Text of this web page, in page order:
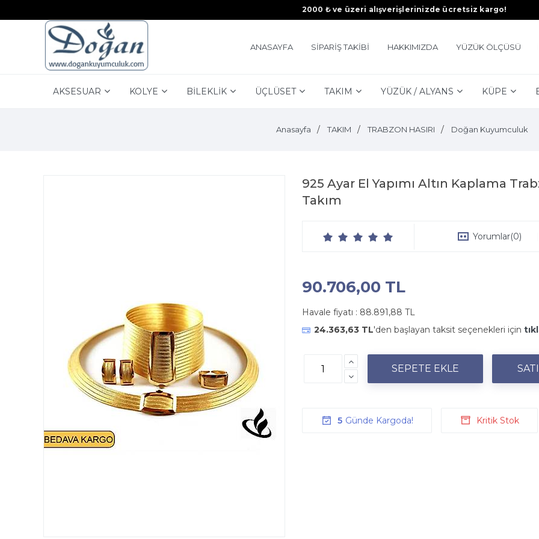
2000 ₺ ve üzeri alışverişlerinizde ücretsiz kargo!
ANASAYFA SİPARİŞ TAKİBİ HAKKIMIZDA YÜZÜK ÖLÇÜSÜ
AKSESUAR KOLYE BİLEKLİK ÜÇLÜSET TAKIM YÜZÜK / ALYANS KÜPE
Anasayfa TAKIM TRABZON HASIRI Doğan Kuyumculuk
925 Ayar El Yapımı Altın Kaplama
Takım
Yorumlar(0)
90.706,00 TL
Havale fiyatı : 88.891,88 TL
24.363,63 TL'den başlayan taksit seçenekleri için
5